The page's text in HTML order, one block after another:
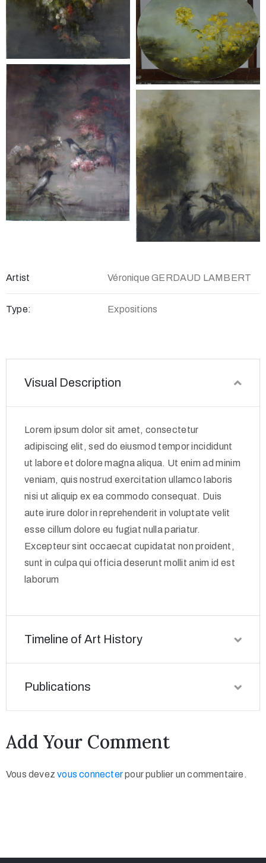
Artist Véronique GERDAUD LAMBERT
Type: Expositions
Visual Description
Lorem ipsum dolor sit amet, consectetur
adipiscing elit, sed do eiusmod tempor incididunt
ut labore et dolore magna aliqua. Ut enim ad minim
veniam, quis nostrud exercitation ullamco laboris
nisi ut aliquip ex ea commodo consequat. Duis
aute irure dolor in reprehenderit in voluptate velit
esse cillum dolore eu fugiat nulla pariatur.
Excepteur sint occaecat cupidatat non proident,
sunt in culpa qui officia deserunt mollit anim id est
laborum
Timeline of Art History
Publications
Add Your Comment
Vous devezvous connecterpour publier un commentaire.